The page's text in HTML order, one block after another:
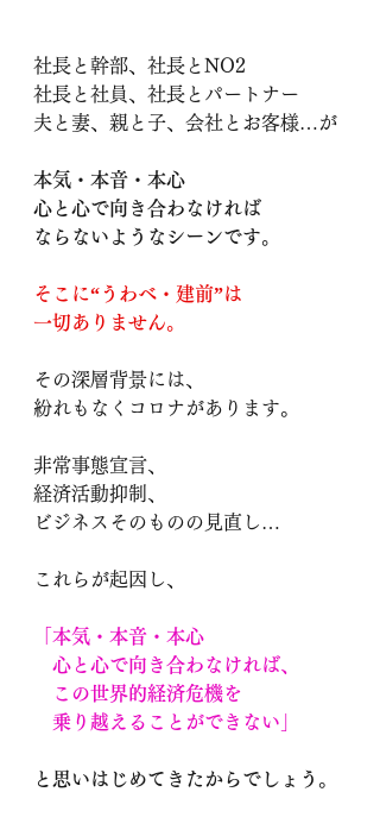
社長と幹部、社長とNO2
社長と社員、社長とパートナー
夫と妻、親と子、会社とお客様 …が
本気・本音・本心
心と心で向き合わなければ
ならないようなシーンです。
そこに“うわべ・建前”は
一切ありません。
その深層背景には、
紛れもなくコロナがあります。
非常事態宣言、
経済活動抑制、
ビジネスそのものの見直し…
これらが起因し、
「本気・本音・本心
心と心で向き合わなければ、
この世界的経済危機を
乗り越えることができない」
と思いはじめてきたからでしょう 。